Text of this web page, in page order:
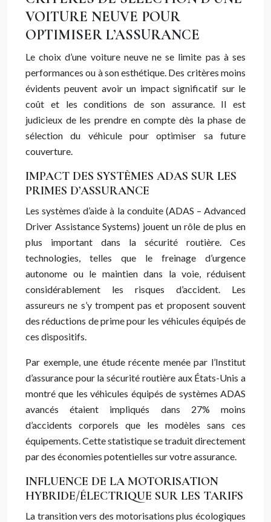
VOITURE NEUVE POUR
OPTIMISER L’ASSURANCE
Le choix d’une voiture neuve ne se limite pas à ses
performances ou à son esthétique. Des critères moins
évidents peuvent avoir un impact significatif sur le
coût et les conditions de son assurance. Il est
judicieux de les prendre en compte dès la phase de
sélection du véhicule pour optimiser sa future
couverture.
IMPACT DES SYSTÈMES ADAS SUR LES
PRIMES D’ASSURANCE
Les systèmes d’aide à la conduite (ADAS – Advanced
Driver Assistance Systems) jouent un rôle de plus en
plus important dans la sécurité routière. Ces
technologies, telles que le freinage d’urgence
autonome ou le maintien dans la voie, réduisent
considérablement les risques d’accident. Les
assureurs ne s’y trompent pas et proposent souvent
des réductions de prime pour les véhicules équipés de
ces dispositifs.
Par exemple, une étude récente menée par l’Institut
d’assurance pour la sécurité routière aux États-Unis a
montré que les véhicules équipés de systèmes ADAS
avancés étaient impliqués dans 27% moins
d’accidents corporels que les modèles sans ces
équipements. Cette statistique se traduit directement
par des économies potentielles sur votre assurance.
INFLUENCE DE LA MOTORISATION
HYBRIDE/ÉLECTRIQUE SUR LES TARIFS
La transition vers des motorisations plus écologiques